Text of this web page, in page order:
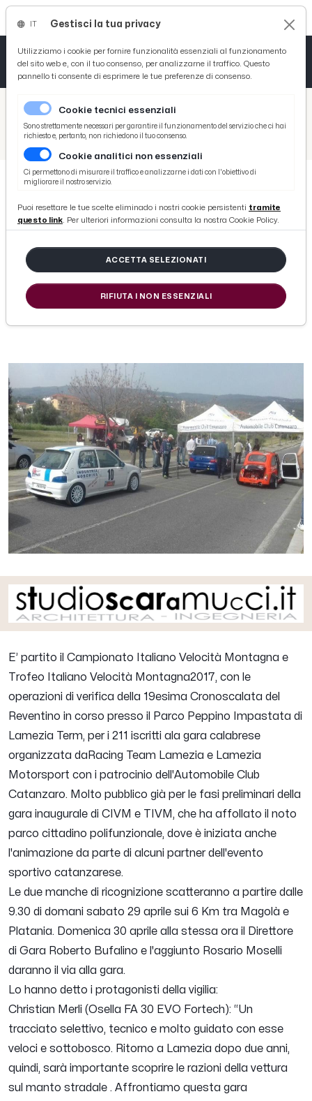
/ Picenotime
/ Coppa Teodori
CIVM, scatta la 19ª Cronoscalata del Reventino: le parole dei protagonisti
CIVM, scatta la 19ª Cronoscalata del
Reventino: le parole dei
protagonisti
di Redazione Picenotime
E’ partito il Campionato Italiano Velocità Montagna e
Trofeo Italiano Velocità Montagna2017, con le
operazioni di verifica della 19esima Cronoscalata del
Reventino in corso presso il Parco Peppino Impastata di
Lamezia Term, per i 211 iscritti ala gara calabrese
organizzata daRacing Team Lamezia e Lamezia
Motorsport con i patrocinio dell'Automobile Club
Catanzaro. Molto pubblico già per le fasi preliminari della
gara inaugurale di CIVM e TIVM, che ha affollato il noto
parco cittadino polifunzionale, dove è iniziata anche
l'animazione da parte di alcuni partner dell'evento
sportivo catanzarese.
Le due manche di ricognizione scatteranno a partire dalle
9.30 di domani sabato 29 aprile sui 6 Km tra Magolà e
Platania. Domenica 30 aprile alla stessa ora il Direttore
di Gara Roberto Bufalino e l'aggiunto Rosario Moselli
daranno il via alla gara.
Lo hanno detto i protagonisti della vigilia:
Christian Merli (Osella FA 30 EVO Fortech): “Un
tracciato selettivo, tecnico e molto guidato con esse
veloci e sottobosco. Ritorno a Lamezia dopo due anni,
quindi, sarà importante scoprire le razioni della vettura
sul manto stradale . Affrontiamo questa gara
Gestisci la tua privacy
Utilizziamo i cookie per fornire funzionalità essenziali al funzionamento
del sito web e, con il tuo consenso, per analizzarne il traffico. Questo
pannello ti consente di esprimere le tue preferenze di consenso.
Cookie tecnici essenziali
Sono strettamente necessari per garantire il funzionamento del servizio che ci hai
richiesto e, pertanto, non richiedono il tuo consenso.
Cookie analitici non essenziali
Ci permettono di misurare il traffico e analizzarne i dati con l'obiettivo di
migliorare il nostro servizio.
Puoi resettare le tue scelte eliminado i nostri cookie persistenti tramite
questo link. Per ulteriori informazioni consulta la nostra Cookie Policy.
ACCETTA SELEZIONATI
RIFIUTA I NON ESSENZIALI
Tutto News
Tutto Sport
Basket
Ciclismo
Tutto Curiosità